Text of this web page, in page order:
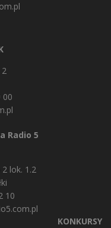
2
00
Radio 5
2 lok. 1.2
10
KONKURSY